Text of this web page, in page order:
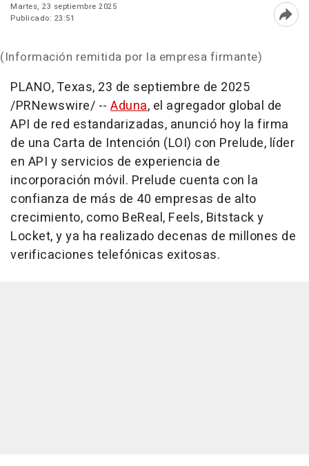
Martes, 23 septiembre 2025
Publicado: 23:51
(Información remitida por la empresa firmante)
PLANO, Texas, 23 de septiembre de 2025
/PRNewswire/ -- Aduna, el agregador global de
API de red estandarizadas, anunció hoy la firma
de una Carta de Intención (LOI) con Prelude, líder
en API y servicios de experiencia de
incorporación móvil. Prelude cuenta con la
confianza de más de 40 empresas de alto
crecimiento, como BeReal, Feels, Bitstack y
Locket, y ya ha realizado decenas de millones de
verificaciones telefónicas exitosas.